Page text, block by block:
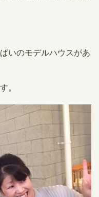
いのモデルハウスがあ
。